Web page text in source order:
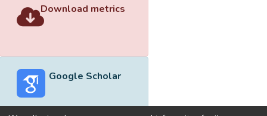
Download metrics
Google Scholar